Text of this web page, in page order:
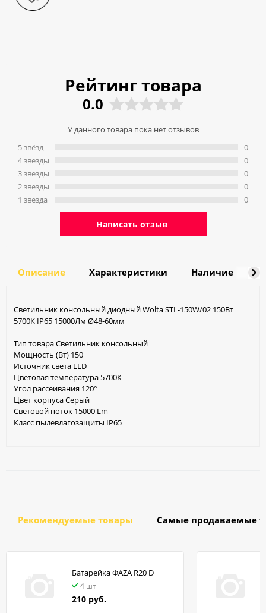
Рейтинг товара
0.0
У данного товара пока нет отзывов
5 звёзд
4 звeзды
3 звeзды
2 звeзды
1 звeзда
0
0
0
0
0
Написать отзыв
Описание Характеристики Наличие
Светильник консольный диодный Wolta STL-150W/02 150Вт
5700К IP65 15000Лм Ø48-60мм
Тип товара Светильник консольный
Мощность (Вт) 150
Источник света LED
Цветовая температура 5700К
Угол рассеивания 120°
Цвет корпуса Серый
Световой поток 15000 Lm
Класс пылевлагозащиты IP65
Рекомендуемые товары Самые продаваемые
Батарейка ФАZA R20 D
4 шт
210 руб.